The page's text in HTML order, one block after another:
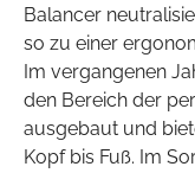
Balancer
so zu einer
Im vergangenen
den Bereich der
ausgebaut und
Kopf bis Fuß. Im